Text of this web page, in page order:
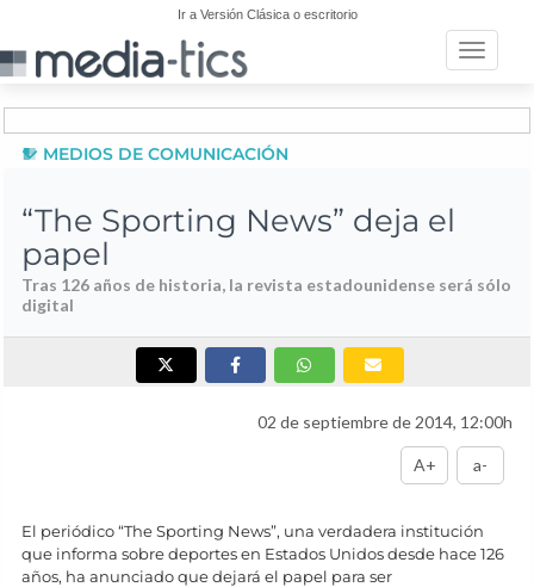
Ir a Versión Clásica o escritorio
Toggle
MEDIOS DE COMUNICACIÓN
“The Sporting News” deja el
papel
Tras 126 años de historia, la revista estadounidense será sólo
digital
02 de septiembre de 2014, 12:00h
A+ a-
El periódico “The Sporting News”, una verdadera institución
que informa sobre deportes en Estados Unidos desde hace 126
años, ha anunciado que dejará el papel para ser